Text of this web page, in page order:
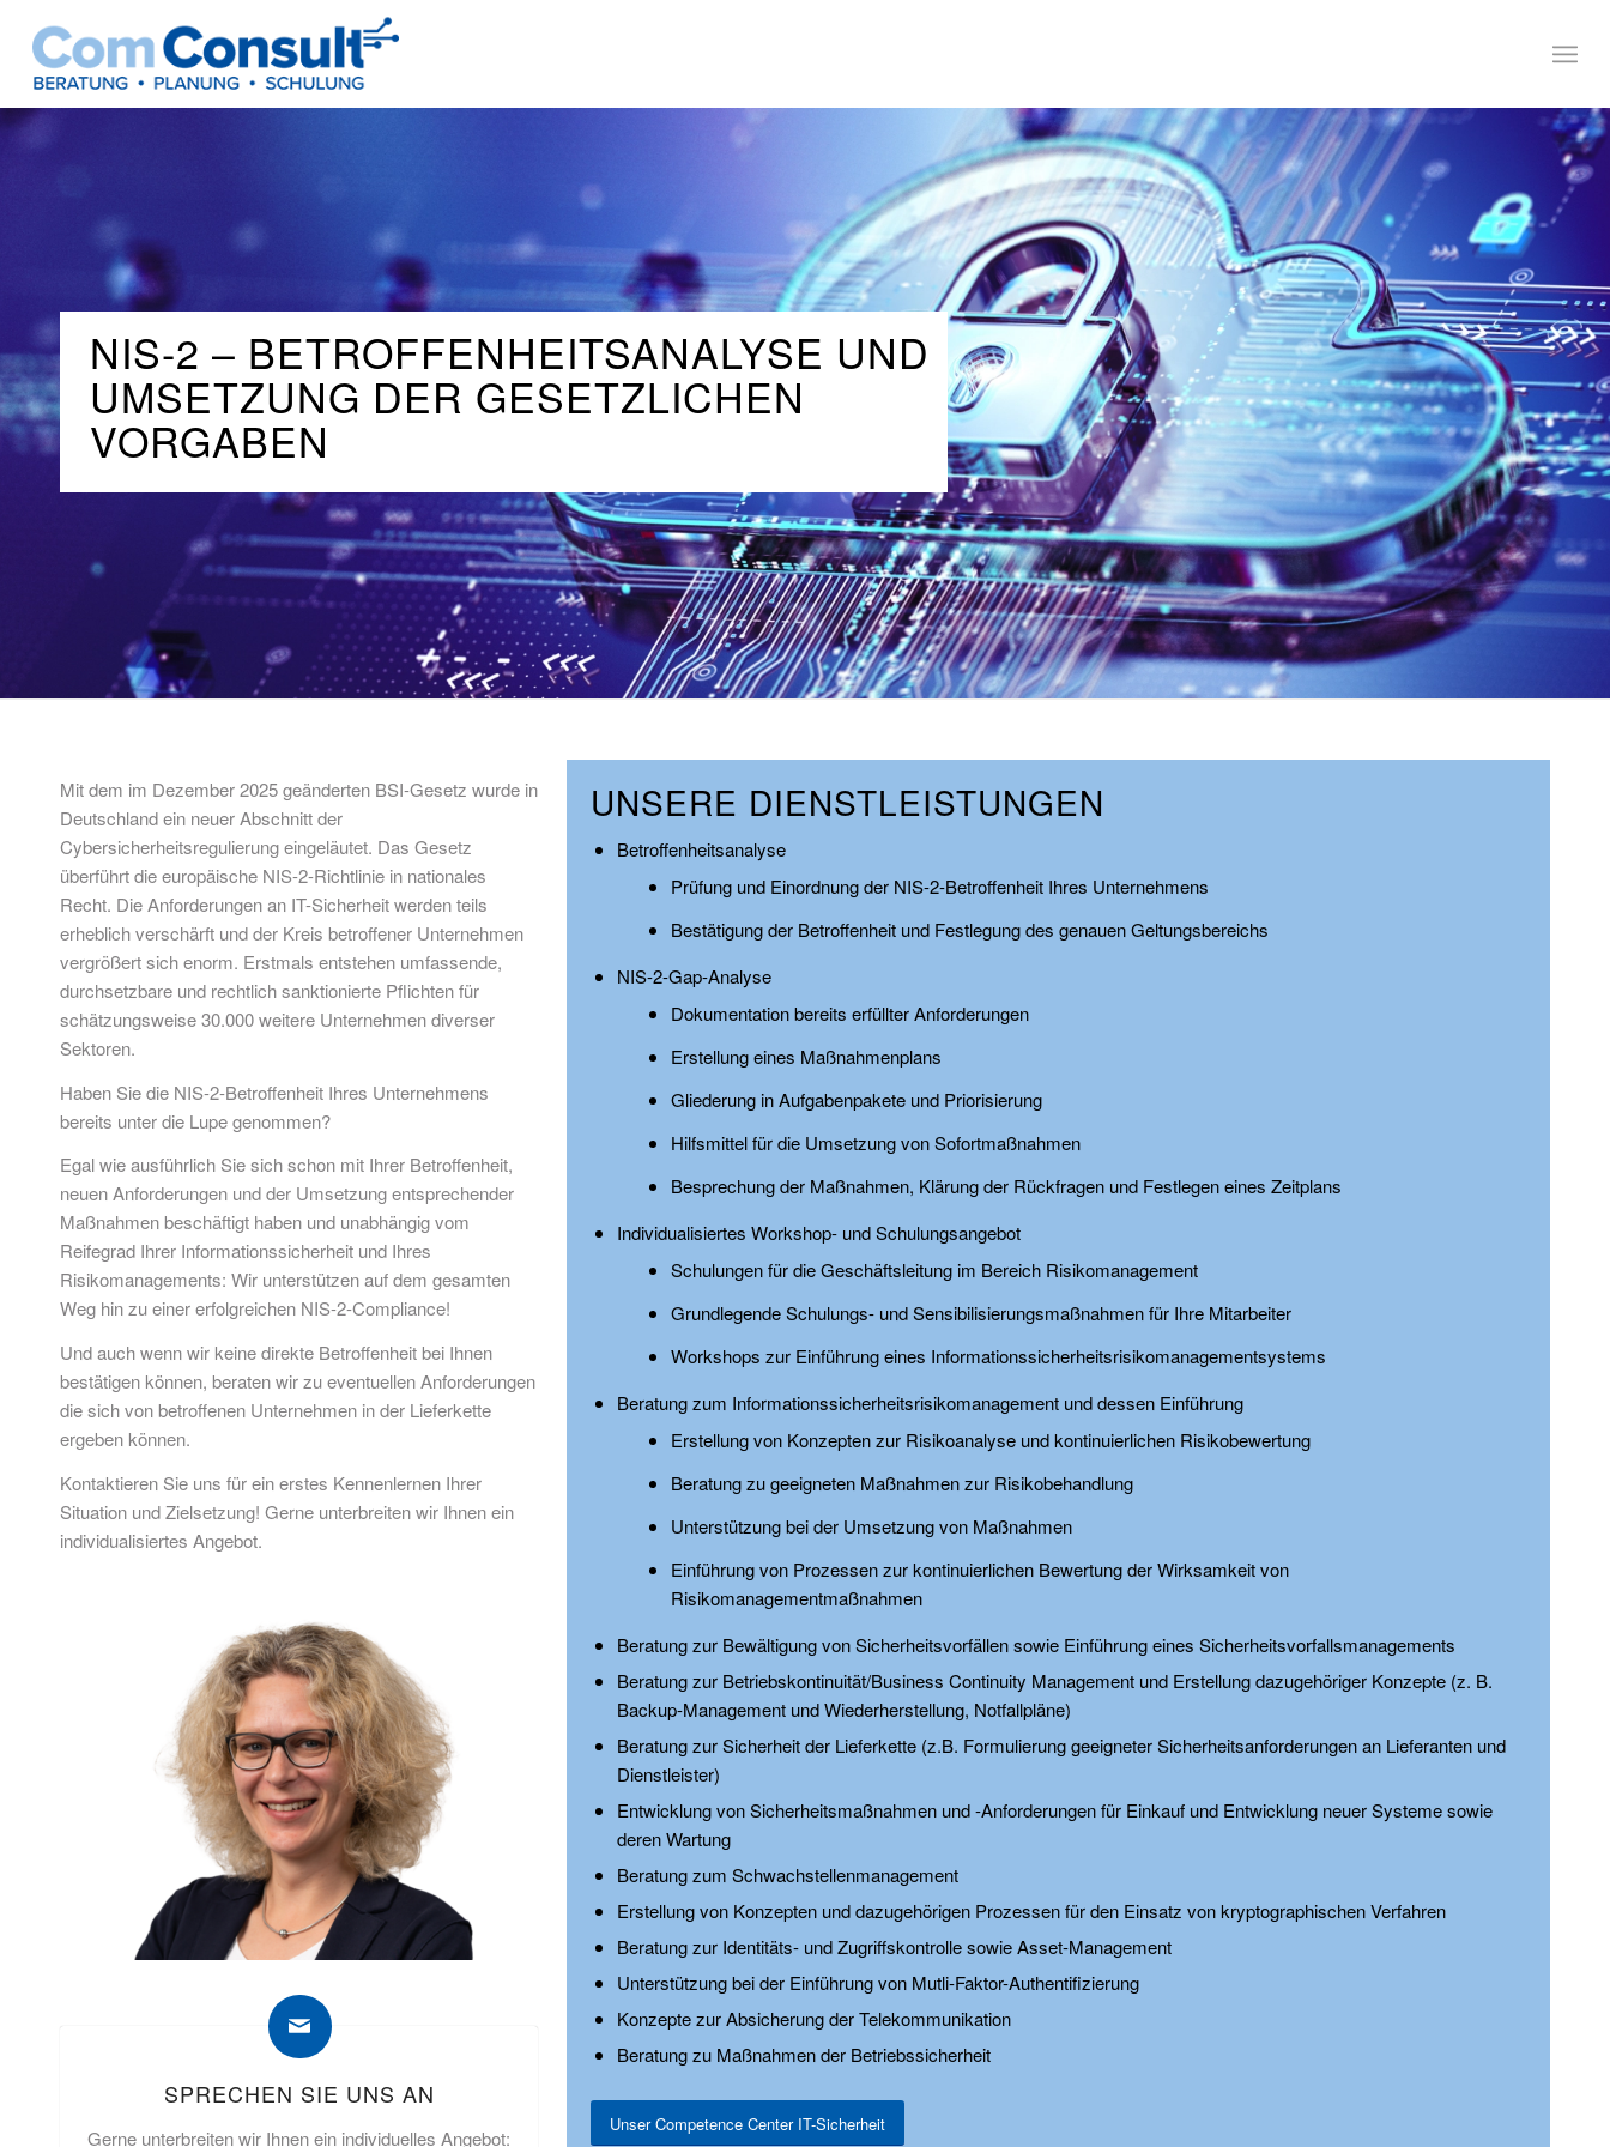
NIS-2 – BETROFFENHEITSANALYSE UND
UMSETZUNG DER GESETZLICHEN
VORGABEN
Mit dem im Dezember 2025 geänderten BSI-Gesetz wurde in
Deutschland ein neuer Abschnitt der
Cybersicherheitsregulierung eingeläutet. Das Gesetz
überführt die europäische NIS-2-Richtlinie in nationales
Recht. Die Anforderungen an IT-Sicherheit werden teils
erheblich verschärft und der Kreis betroffener Unternehmen
vergrößert sich enorm. Erstmals entstehen umfassende,
durchsetzbare und rechtlich sanktionierte Pflichten für
schätzungsweise 30.000 weitere Unternehmen diverser
Sektoren.
Haben Sie die NIS-2-Betroffenheit Ihres Unternehmens
bereits unter die Lupe genommen?
Egal wie ausführlich Sie sich schon mit Ihrer Betroffenheit,
neuen Anforderungen und der Umsetzung entsprechender
Maßnahmen beschäftigt haben und unabhängig vom
Reifegrad Ihrer Informationssicherheit und Ihres
Risikomanagements: Wir unterstützen auf dem gesamten
Weg hin zu einer erfolgreichen NIS-2-Compliance!
Und auch wenn wir keine direkte Betroffenheit bei Ihnen
bestätigen können, beraten wir zu eventuellen Anforderungen
die sich von betroffenen Unternehmen in der Lieferkette
ergeben können.
Kontaktieren Sie uns für ein erstes Kennenlernen Ihrer
Situation und Zielsetzung! Gerne unterbreiten wir Ihnen ein
individualisiertes Angebot.
SPRECHEN SIE UNS AN
Gerne unterbreiten wir Ihnen ein individuelles Angebot:
UNSERE DIENSTLEISTUNGEN
Betroffenheitsanalyse
Prüfung und Einordnung der NIS-2-Betroffenheit Ihres Unternehmens
Bestätigung der Betroffenheit und Festlegung des genauen Geltungsbereichs
NIS-2-Gap-Analyse
Dokumentation bereits erfüllter Anforderungen
Erstellung eines Maßnahmenplans
Gliederung in Aufgabenpakete und Priorisierung
Hilfsmittel für die Umsetzung von Sofortmaßnahmen
Besprechung der Maßnahmen, Klärung der Rückfragen und Festlegen eines Zeitplans
Individualisiertes Workshop- und Schulungsangebot
Schulungen für die Geschäftsleitung im Bereich Risikomanagement
Grundlegende Schulungs- und Sensibilisierungsmaßnahmen für Ihre Mitarbeiter
Workshops zur Einführung eines Informationssicherheitsrisikomanagementsystems
Beratung zum Informationssicherheitsrisikomanagement und dessen Einführung
Erstellung von Konzepten zur Risikoanalyse und kontinuierlichen Risikobewertung
Beratung zu geeigneten Maßnahmen zur Risikobehandlung
Unterstützung bei der Umsetzung von Maßnahmen
Einführung von Prozessen zur kontinuierlichen Bewertung der Wirksamkeit von
Risikomanagementmaßnahmen
Beratung zur Bewältigung von Sicherheitsvorfällen sowie Einführung eines Sicherheitsvorfallsmanagements
Beratung zur Betriebskontinuität/Business Continuity Management und Erstellung dazugehöriger Konzepte (z. B.
Backup-Management und Wiederherstellung, Notfallpläne)
Beratung zur Sicherheit der Lieferkette (z.B. Formulierung geeigneter Sicherheitsanforderungen an Lieferanten und
Dienstleister)
Entwicklung von Sicherheitsmaßnahmen und -Anforderungen für Einkauf und Entwicklung neuer Systeme sowie
deren Wartung
Beratung zum Schwachstellenmanagement
Erstellung von Konzepten und dazugehörigen Prozessen für den Einsatz von kryptographischen Verfahren
Beratung zur Identitäts- und Zugriffskontrolle sowie Asset-Management
Unterstützung bei der Einführung von Mutli-Faktor-Authentifizierung
Konzepte zur Absicherung der Telekommunikation
Beratung zu Maßnahmen der Betriebssicherheit
Unser Competence Center IT-Sicherheit